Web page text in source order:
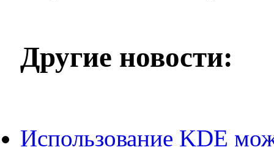
Другие новости:
Использование KDE